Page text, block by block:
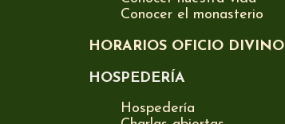
Conocer el monasterio
HORARIOS OFICIO DIVINO
HOSPEDERÍA
Hospedería